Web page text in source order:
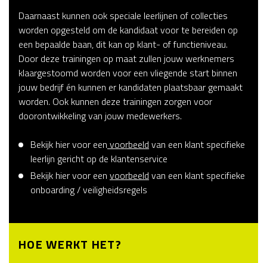
Daarnaast kunnen ook speciale leerlijnen of collecties
worden opgesteld om de kandidaat voor te bereiden op
een bepaalde baan, dit kan op klant- of functieniveau.
Door deze trainingen op maat zullen jouw werknemers
klaargestoomd worden voor een vliegende start binnen
jouw bedrijf én kunnen er kandidaten plaatsbaar gemaakt
worden. Ook kunnen deze trainingen zorgen voor
doorontwikkeling van jouw medewerkers.
Bekijk hier voor een voorbeeld van een klant specifieke
leerlijn gericht op de klantenservice
Bekijk hier voor een voorbeeld van een klant specifieke
onboarding / veiligheidsregels
HOE WERKT HET?